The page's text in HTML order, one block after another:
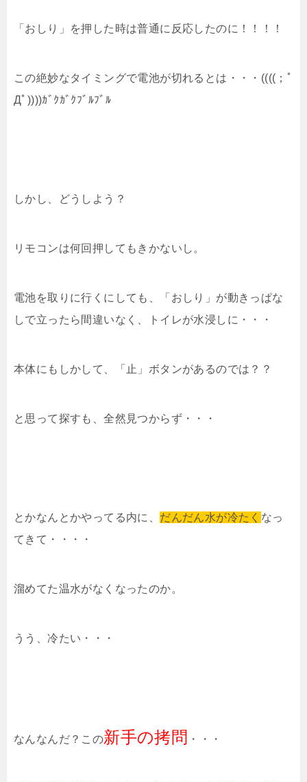
「おしり」を押した時は普通に反応したのに！！！！
この絶妙なタイミングで電池が切れるとは・・・((((；ﾟ
Дﾟ))))ｶﾞｸｶﾞｸﾌﾞﾙﾌﾞﾙ
しかし、どうしよう？
リモコンは何回押してもきかないし。
電池を取りに行くにしても、「おしり」が動きっぱな
しで立ったら間違いなく、トイレが水浸しに・・・
本体にもしかして、「止」ボタンがあるのでは？？
と思って探すも、全然見つからず・・・
とかなんとかやってる内に、 だんだん水が冷たく なっ
てきて・・・・
溜めてた温水がなくなったのか。
うう、冷たい・・・
なんなんだ？この新手の拷問 ・・・